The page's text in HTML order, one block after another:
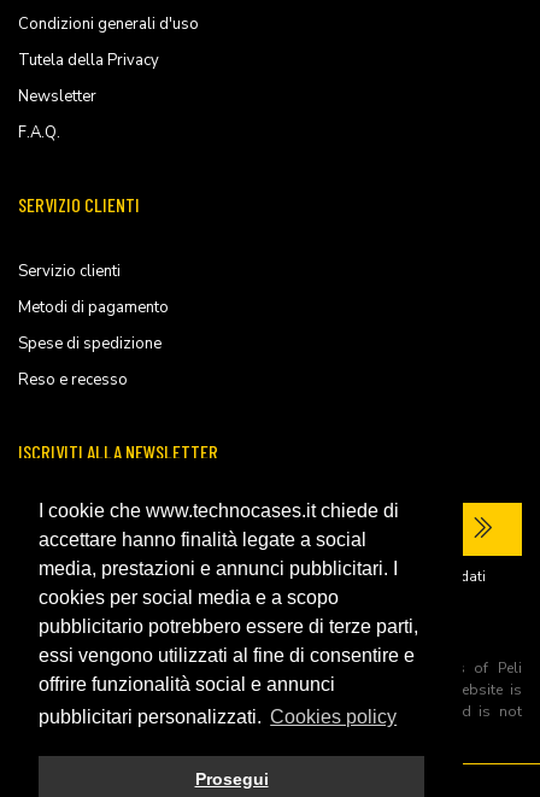
I cookie che www.technocases.it chiede di
accettare hanno finalità legate a social
media, prestazioni e annunci pubblicitari. I
cookies per social media e a scopo
pubblicitario potrebbero essere di terze parti,
essi vengono utilizzati al fine di consentire e
offrire funzionalità social e annunci
pubblicitari personalizzati. Cookies policy
Prosegui
Condizioni generali d'uso
Tutela della Privacy
Newsletter
F.A.Q.
SERVIZIO CLIENTI
Servizio clienti
Metodi di pagamento
Spese di spedizione
Reso e recesso
ISCRIVITI ALLA NEWSLETTER
Ho letto laprivacy policy del sito e acconsento al trattamento dei miei dati
personali per ricevere comunicazioni commerciali.
All trademarks are registered and/or unregistered trademarks of Peli
Products, S.L.U. its parents, subsiadiries and affiliates. This website is
independently owned and operated by Technopartner SRL and is not
owned by Peli Products, S.L.U
© 2026 Technopartner SRL - All rights reserved